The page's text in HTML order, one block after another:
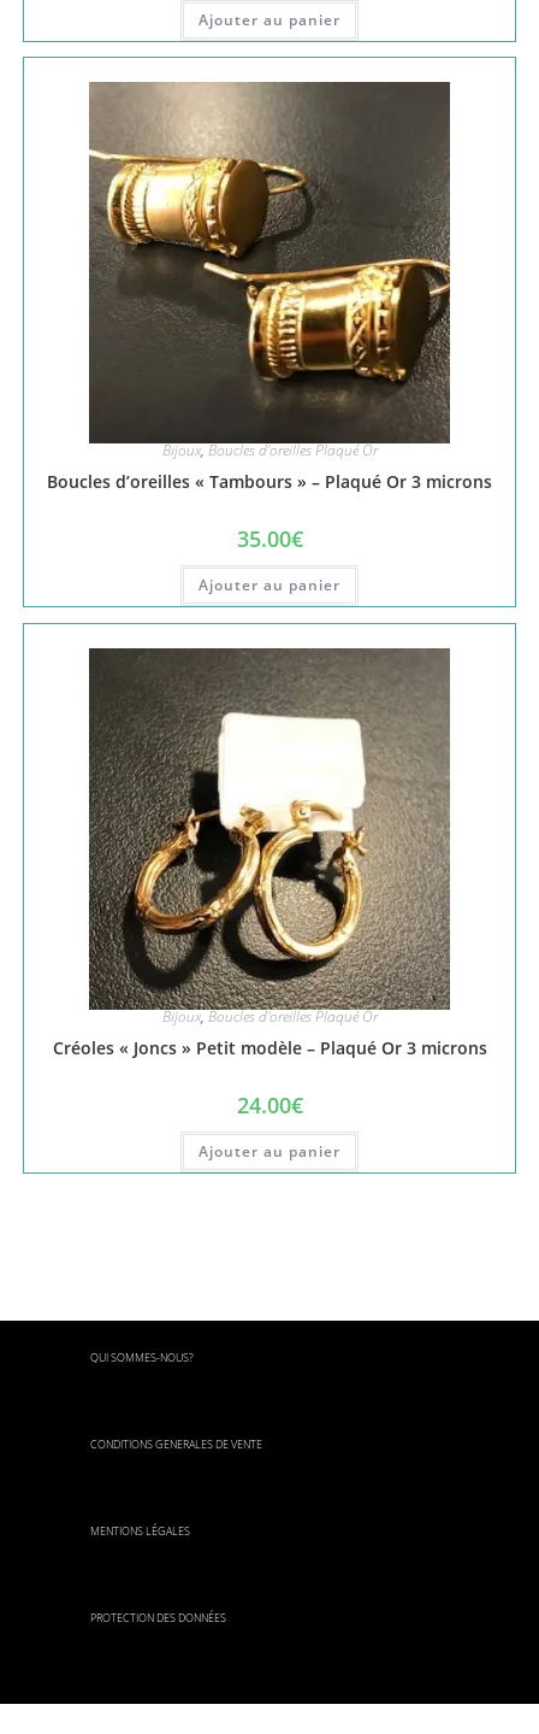
Ajouter au panier
Bijoux,Boucles d'oreilles Plaqué Or
Boucles d’oreilles « Tambours » – Plaqué Or 3 microns
35.00€
Ajouter au panier
Bijoux,Boucles d'oreilles Plaqué Or
Créoles « Joncs » Petit modèle – Plaqué Or 3 microns
24.00€
Ajouter au panier
QUI SOMMES-NOUS?
CONDITIONS GENERALES DE VENTE
MENTIONS LÉGALES
PROTECTION DES DONNÉES